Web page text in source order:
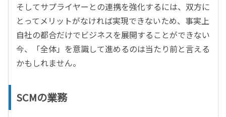
そしてサプライヤーとの連携を強化するには、双方に
とってメリットがなければ実現できないため、事実上
自社の都合だけでビジネスを展開することができない
今、「全体」を意識して進めるのは当たり前と言える
かもしれません。
SCMの業務